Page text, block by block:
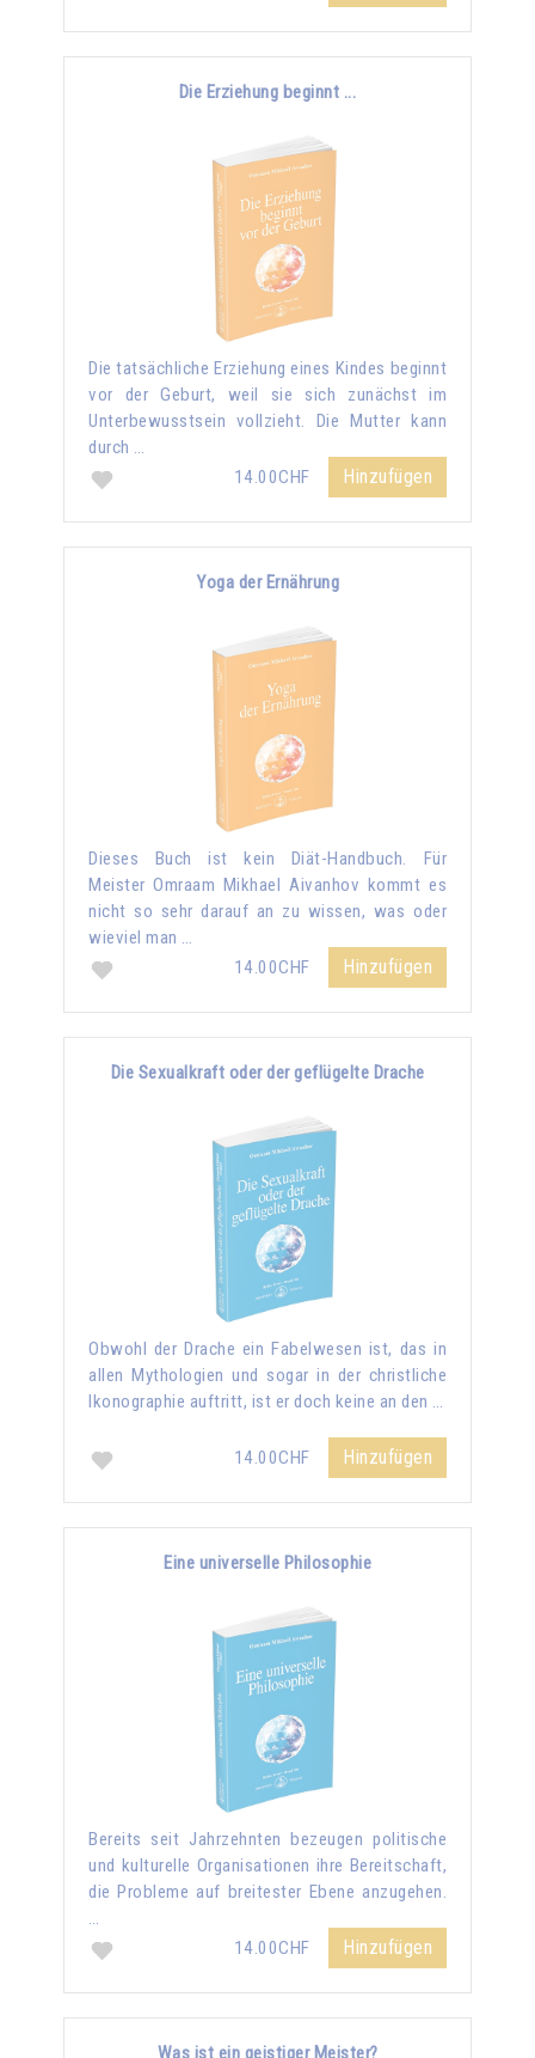
Die Erziehung beginnt ...
Die tatsächliche Erziehung eines Kindes beginnt
vor der Geburt, weil sie sich zunächst im
Unterbewusstsein vollzieht. Die Mutter kann
durch …
14.00CHF
Hinzufügen
Yoga der Ernährung
Dieses Buch ist kein Diät-Handbuch. Für
Meister Omraam Mikhael Aivanhov kommt es
nicht so sehr darauf an zu wissen, was oder
wieviel man …
14.00CHF
Hinzufügen
Die Sexualkraft oder der geflügelte Drache
Obwohl der Drache ein Fabelwesen ist, das in
allen Mythologien und sogar in der christliche
Ikonographie auftritt, ist er doch keine an den …
14.00CHF Hinzufügen
Eine universelle Philosophie
Bereits seit Jahrzehnten bezeugen politische
und kulturelle Organisationen ihre Bereitschaft,
die Probleme auf breitester Ebene anzugehen.
…
14.00CHF
Hinzufügen
Was ist ein geistiger Meister?